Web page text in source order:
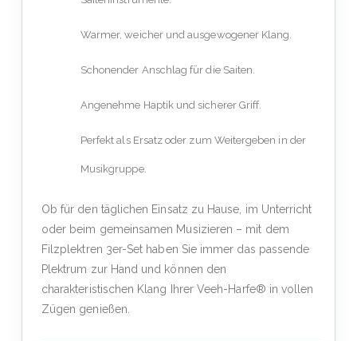
Warmer, weicher und ausgewogener Klang.
Schonender Anschlag für die Saiten.
Angenehme Haptik und sicherer Griff.
Perfekt als Ersatz oder zum Weitergeben in der
Musikgruppe.
Ob für den täglichen Einsatz zu Hause, im Unterricht
oder beim gemeinsamen Musizieren – mit dem
Filzplektren 3er-Set haben Sie immer das passende
Plektrum zur Hand und können den
charakteristischen Klang Ihrer Veeh-Harfe® in vollen
Zügen genießen.